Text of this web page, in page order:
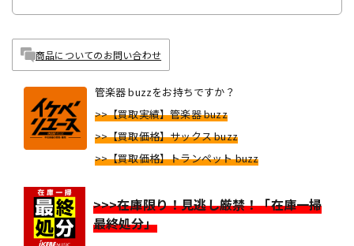
商品についてのお問い合わせ
管楽器 buzzをお持ちですか？
>>【買取実績】管楽器 buzz
>>【買取価格】サックス buzz
>>【買取価格】トランペット buzz
>>>在庫限り！見逃し厳禁！「在庫一掃
最終処分」